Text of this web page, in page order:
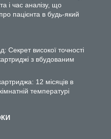
і час аналізу, що
пацієнта в будь-який
Секрет високої точності
з вбудованим
12 місяців в
температурі